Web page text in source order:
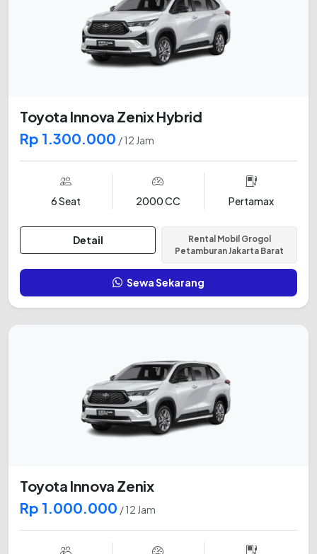
Toyota Innova Zenix Hybrid
Rp 1.300.000 / 12 Jam
6 Seat 2000 CC Pertamax
Detail
Rental Mobil Grogol
Petamburan Jakarta Barat
Sewa Sekarang
Toyota Innova Zenix
Rp 1.000.000 / 12 Jam